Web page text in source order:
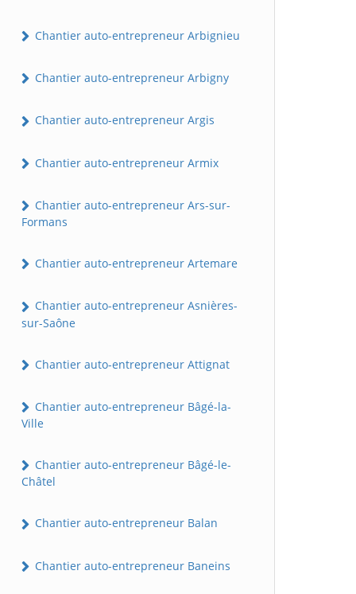
Chantier auto-entrepreneur Arbignieu
Chantier auto-entrepreneur Arbigny
Chantier auto-entrepreneur Argis
Chantier auto-entrepreneur Armix
Chantier auto-entrepreneur Ars-sur-
Formans
Chantier auto-entrepreneur Artemare
Chantier auto-entrepreneur Asnières-
sur-Saône
Chantier auto-entrepreneur Attignat
Chantier auto-entrepreneur Bâgé-la-
Ville
Chantier auto-entrepreneur Bâgé-le-
Châtel
Chantier auto-entrepreneur Balan
Chantier auto-entrepreneur Baneins